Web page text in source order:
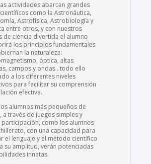
actividades abarcan grandes
como la Astronáutica,
Astrofísica, Astrobiología y
entre otros, y con nuestros
de ciencia divertida el alumno
los principios fundamentales
la naturaleza:
óptica, altas
campos y ondas…todo ello
a los diferentes niveles
para facilitar su comprensión
efectiva.
alumnos más pequeños de
a través de juegos simples y
participación, como los alumnos
con una capacidad para
el lenguaje y el método científico
su amplitud, verán potenciadas
innatas.